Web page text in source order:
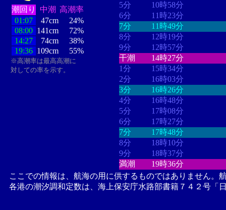
潮回り 中潮 高潮率
01:07
47cm
24%
08:00 141cm
72%
14:27
74cm
38%
19:36 109cm 55%
※高潮率は最高高潮に
対しての率を示す。
5分
10時58分
6分
11時23分
7分
11時49分
8分
12時19分
9分
12時57分
干潮
14時27分
1分
15時34分
2分
16時03分
3分
16時26分
4分
16時48分
5分
17時08分
6分
17時27分
7分
17時48分
8分
18時10分
9分
18時37分
満潮
19時36分
ここでの情報は、航海の用に供するものではありません。
各港の潮汐調和定数は、海上保安庁水路部書籍７４２号「